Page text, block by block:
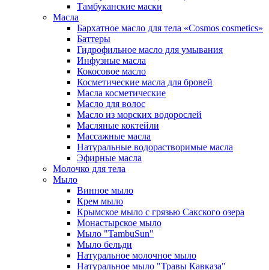
Тамбуканские маски
Масла
Бархатное масло для тела «Cosmos cosmetics»
Баттеры
Гидрофильное масло для умывания
Инфузные масла
Кокосовое масло
Косметические масла для бровей
Масла косметические
Масло для волос
Масло из морских водорослей
Масляные коктейли
Массажные масла
Натуральные водорастворимые масла
Эфирные масла
Молочко для тела
Мыло
Винное мыло
Крем мыло
Крымское мыло с грязью Сакского озера
Монастырское мыло
Мыло "TambuSun"
Мыло бельди
Натуральное молочное мыло
Натуральное мыло "Травы Кавказа"